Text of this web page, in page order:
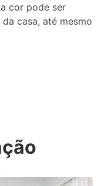
cor pode ser
casa, até mesmo